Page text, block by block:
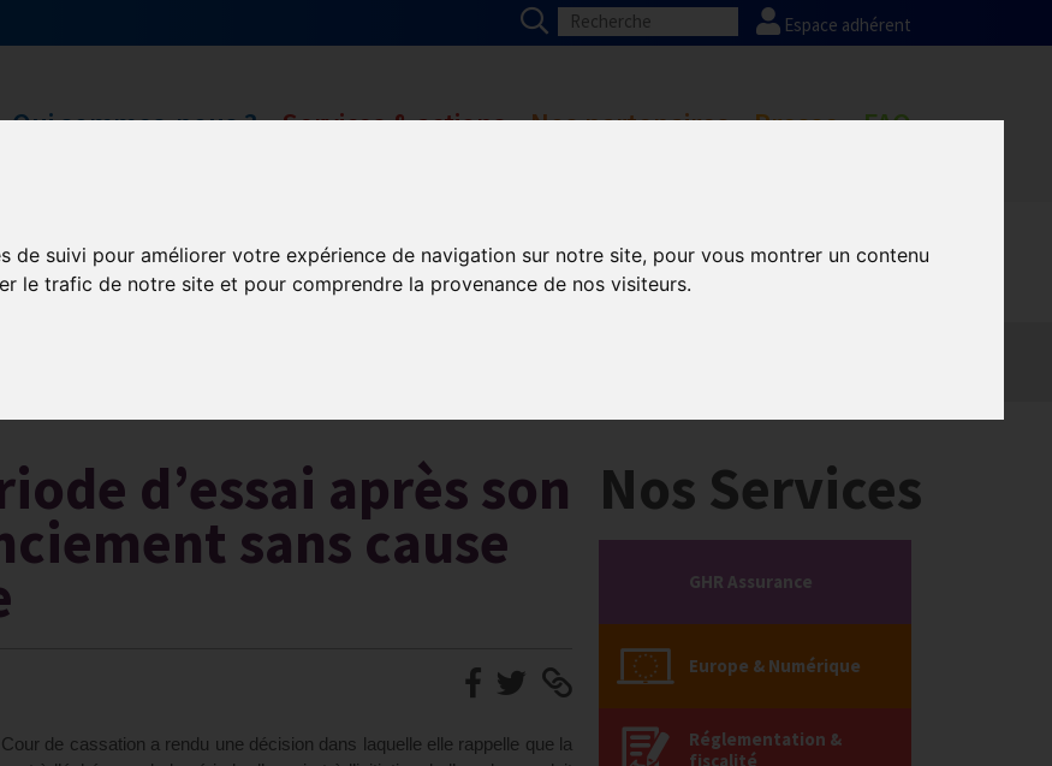
de suivi pour améliorer votre expérience de navigation sur notre site, pour vous montrer un contenu
le trafic de notre site et pour comprendre la provenance de nos visiteurs.
Espace adhérent
Qui sommes-nous ? Services & actions Nos partenaires Presse FAQ
d’essai après son
sans cause
de cassation a rendu une décision dans laquelle elle rappelle que la
Nos Services
GHR Assurance
Europe & Numérique
Réglementation &
fiscalité